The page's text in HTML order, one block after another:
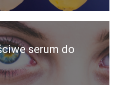
serum do